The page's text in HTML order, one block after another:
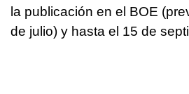
la publicación en el BOE
de julio) y hasta el 15 de